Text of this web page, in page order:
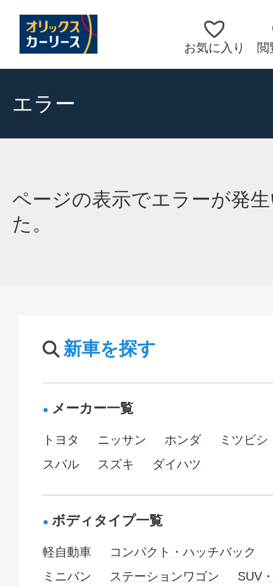
お気に入り 閲
エラー
ページの表示でエラーが発
た。
新車を探す
メーカー一覧
トヨタ ニッサン ホンダ
ミツビシ
スバル
スズキ ダイハツ
ボディタイプ一覧
軽自動車
コンパクト・ハッチバック
ミニバン
ステーションワゴン
SUV